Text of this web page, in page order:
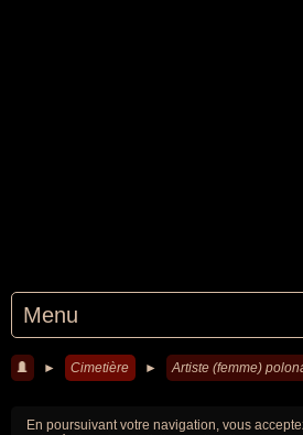
Menu
► Cimetière ► Artiste (femme)
En poursuivant votre navigation, vous